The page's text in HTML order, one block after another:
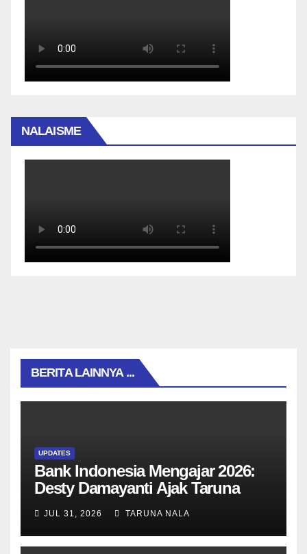
NALAISME
BERITA LAINNYA ...
UPDATES
Bank Indonesia Mengajar 2026:
Desty Damayanti Ajak Taruna
Menjadi Generasi Pemimpin
Berwawasan Global
JUL 31, 2026 TARUNA NALA